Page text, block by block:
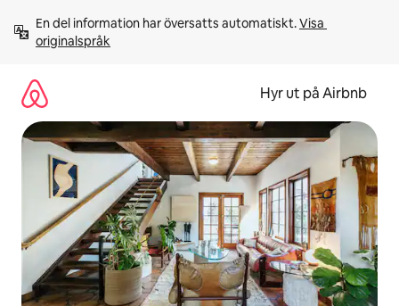
innehåll
En del information har översatts automatiskt. Visa
originalspråk
Hyr ut på Airbnb